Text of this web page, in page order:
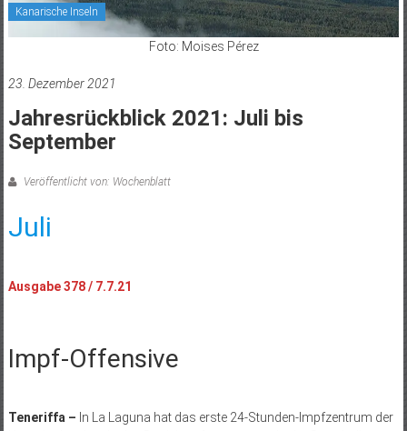
Kanarische Inseln
Foto: Moises Pérez
23. Dezember 2021
Jahresrückblick 2021: Juli bis
September
Veröffentlicht von: Wochenblatt
Juli
Ausgabe 378 / 7.7.21
Impf-Offensive
Teneriffa – In La Laguna hat das erste 24-Stunden-Impfzentrum der